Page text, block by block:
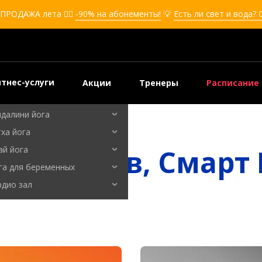
лета ❤️‍🔥 -90% на абонементы! 💡 Есть ли свет и
услуги
для девушек
для детей
для девушек
для детей
йога
йога
йога
для беременных
зал
Акции Тренеры Расписание
Киев,